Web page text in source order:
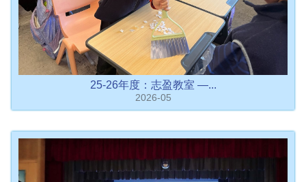
25-26年度：志盈教室 —...
2026-05